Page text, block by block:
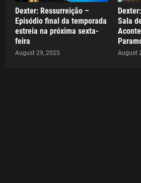
Dexter: Ressurreição –
Episódio final da temporada
estreia na próxima sexta-
feira
August 29, 2025
Sala
August